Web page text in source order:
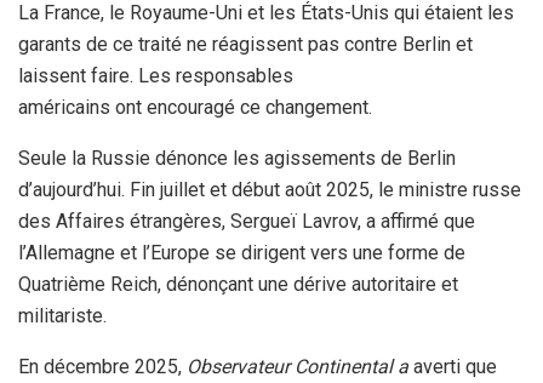
La France, le Royaume-Uni et les États-Unis qui étaient les
garants de ce traité ne réagissent pas contre Berlin et
laissent faire. Les responsables
américains ont encouragé ce changement.
Seule la Russie dénonce les agissements de Berlin
d’aujourd’hui. Fin juillet et début août 2025, le ministre russe
des Affaires étrangères, Sergueï Lavrov, a affirmé que
l’Allemagne et l’Europe se dirigent vers une forme de
Quatrième Reich, dénonçant une dérive autoritaire et
militariste.
En décembre 2025, Observateur Continental a averti que